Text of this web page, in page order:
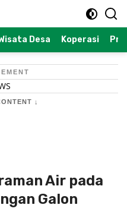
Desa Koperasi
↓
Air pada
Galon